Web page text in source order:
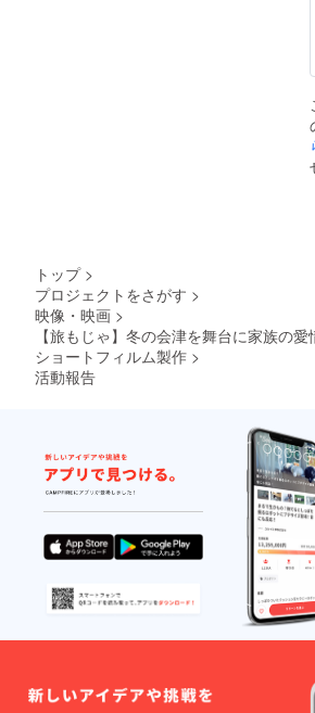
トップ >
プロジェクトをさがす >
映像・映画 >
【旅もじゃ】冬の会津を舞台に家族の愛
ショートフィルム製作 >
活動報告